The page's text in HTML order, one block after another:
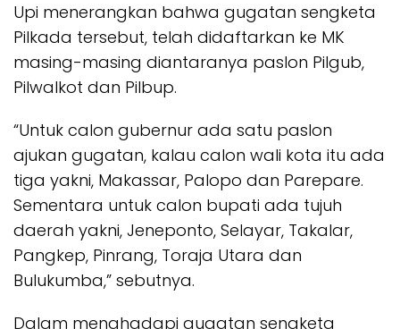
Upi menerangkan bahwa gugatan sengketa
Pilkada tersebut, telah didaftarkan ke MK
masing-masing diantaranya paslon Pilgub,
Pilwalkot dan Pilbup.
“Untuk calon gubernur ada satu paslon
ajukan gugatan, kalau calon wali kota itu ada
tiga yakni, Makassar, Palopo dan Parepare.
Sementara untuk calon bupati ada tujuh
daerah yakni, Jeneponto, Selayar, Takalar,
Pangkep, Pinrang, Toraja Utara dan
Bulukumba,” sebutnya.
Dalam menghadapi gugatan sengketa